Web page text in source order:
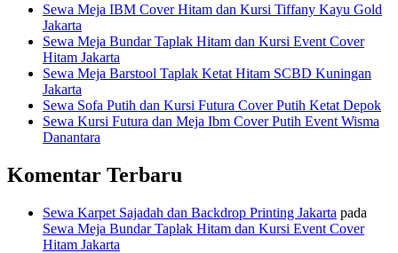
Sewa Meja IBM Cover Hitam dan Kursi Tiffany Kayu Gold
Jakarta
Sewa Meja Bundar Taplak Hitam dan Kursi Event Cover
Hitam Jakarta
Sewa Meja Barstool Taplak Ketat Hitam SCBD Kuningan
Jakarta
Sewa Sofa Putih dan Kursi Futura Cover Putih Ketat Depok
Sewa Kursi Futura dan Meja Ibm Cover Putih Event Wisma
Danantara
Komentar Terbaru
Sewa Karpet Sajadah dan Backdrop Printing Jakarta pada
Sewa Meja Bundar Taplak Hitam dan Kursi Event Cover
Hitam Jakarta